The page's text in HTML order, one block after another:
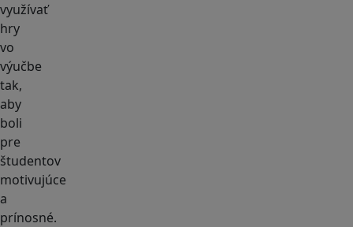
využívať
hry
vo
výučbe
tak,
aby
boli
pre
študentov
motivujúce
a
prínosné.